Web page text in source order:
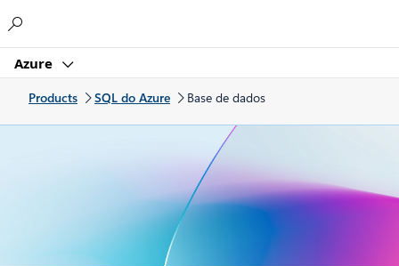
Azure
Products SQL do Azure Base de dados